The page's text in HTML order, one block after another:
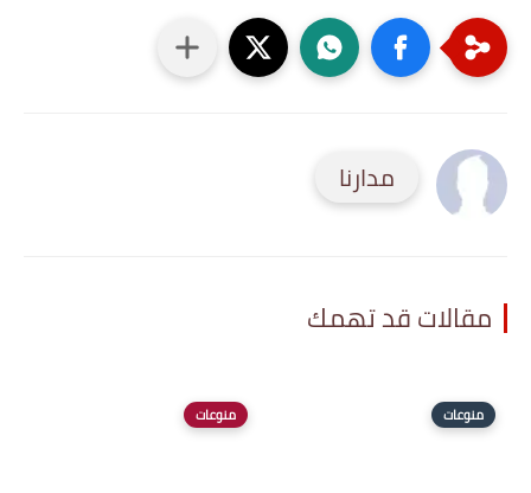
مدارنا
مقالات قد تهمك
منوعات منوعات